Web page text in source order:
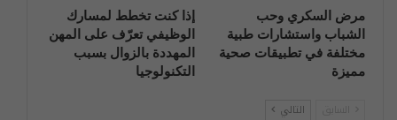
مرض السكري وحب
الشباب واستشارات طبية
مختلفة في تطبيقات صحية
مميزة
إذا كنت تخطط لمسارك
الوظيفي تعرّف على المهن
المهددة بالزوال بسبب
التكنولوجيا
التالي